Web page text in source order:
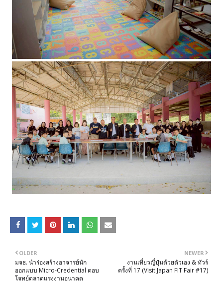
NEWER
งานเที่ยวญี่ปุ่นด้วยตัวเอง & ทัวร์
ครั้งที่ 17 (Visit Japan FIT Fair #17)
OLDER
มจธ. นำร่องสร้างอาจารย์นัก
ออกแบบ Micro-Credential ตอบ
โจทย์ตลาดแรงงานอนาคต